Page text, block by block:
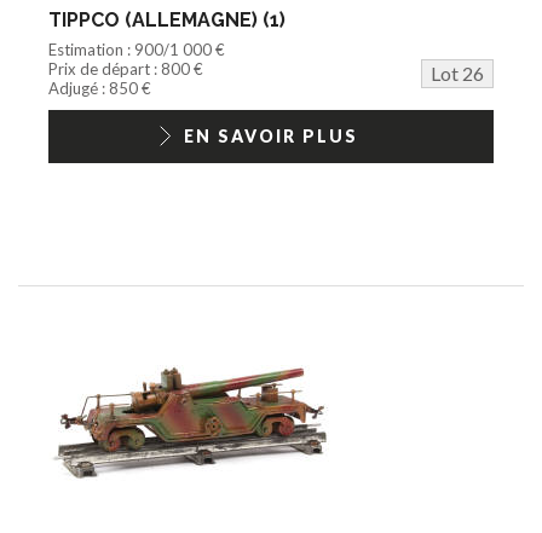
TIPPCO (ALLEMAGNE) (1)
Estimation : 900/1 000 €
Prix de départ : 800 €
Lot 26
Adjugé : 850 €
EN SAVOIR PLUS